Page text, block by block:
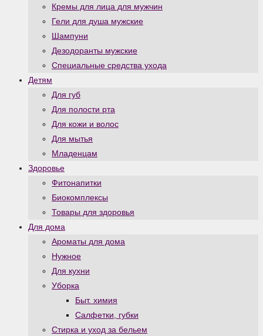
Кремы для лица для мужчин
Гели для душа мужские
Шампуни
Дезодоранты мужские
Специальные средства ухода
Детям
Для губ
Для полости рта
Для кожи и волос
Для мытья
Младенцам
Здоровье
Фитонапитки
Биокомплексы
Товары для здоровья
Для дома
Ароматы для дома
Нужное
Для кухни
Уборка
Быт. химия
Салфетки, губки
Стирка и уход за бельем